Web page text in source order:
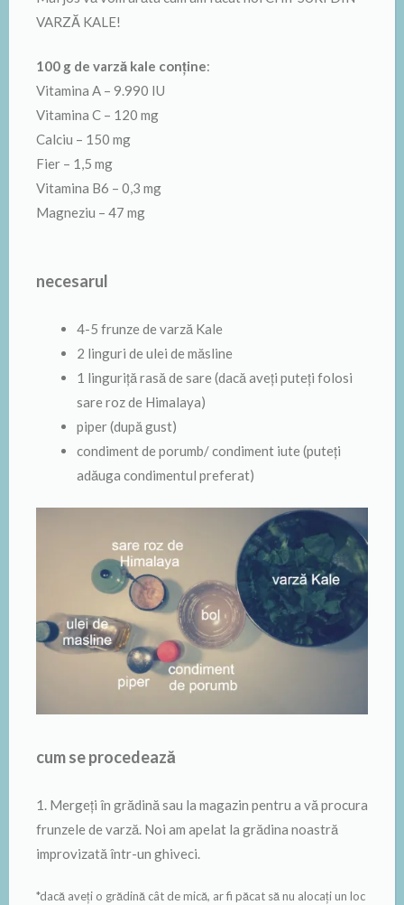
VARZĂ KALE!
100 g de varză kale conține:
Vitamina A – 9.990 IU
Vitamina C – 120 mg
Calciu – 150 mg
Fier – 1,5 mg
Vitamina B6 – 0,3 mg
Magneziu – 47 mg
necesarul
4-5 frunze de varză Kale
2 linguri de ulei de măsline
1 linguriță rasă de sare (dacă aveți puteți folosi
sare roz de Himalaya)
piper (după gust)
condiment de porumb/ condiment iute (puteți
adăuga condimentul preferat)
cum se procedează
1. Mergeți în grădină sau la magazin pentru a vă procura
frunzele de varză. Noi am apelat la grădina noastră
improvizată într-un ghiveci.
*dacă aveți o grădină cât de mică, ar fi păcat să nu alocați un loc